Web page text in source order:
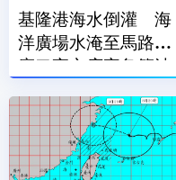
基隆港海水倒灌 海
洋廣場水淹至馬路、
廟口夜市店家急築沙